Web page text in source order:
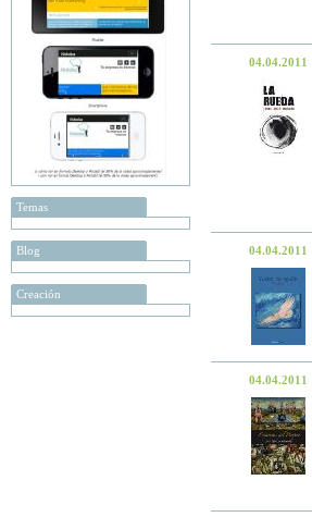
Temas
Blog
Creación
04.04.2011
04.04.2011
04.04.2011